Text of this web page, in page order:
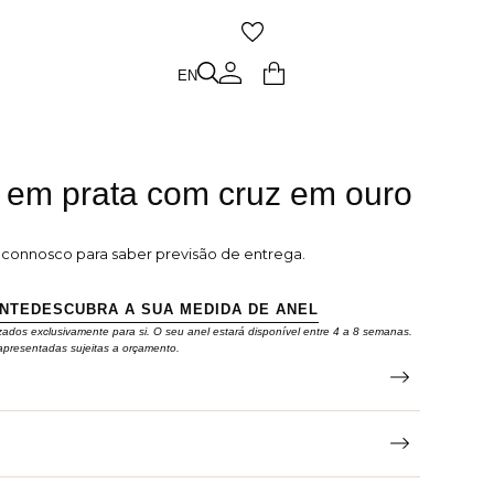
EN
prata com cruz em ouro
para saber previsão de entrega.
DESCUBRA A SUA MEDIDA DE ANEL
exclusivamente para si. O seu anel estará disponível entre 4 a 8 semanas.
sujeitas a orçamento.